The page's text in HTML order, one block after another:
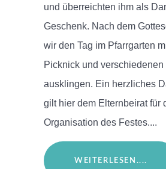
und überreichten ihm als
Geschenk. Nach dem
wir den Tag im Pfarrgarten
Picknick und verschiedenen
ausklingen. Ein herzliches
gilt hier dem Elternbeirat für
Organisation des Festes....
WEITERLESEN....